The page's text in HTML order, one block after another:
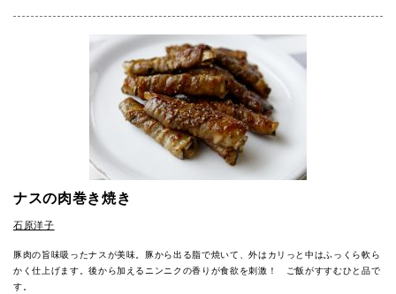
ナスの肉巻き焼き
石原洋子
豚肉の旨味吸ったナスが美味。豚から出る脂で焼いて、外はカリっと中はふっくら軟ら
かく仕上げます。後から加えるニンニクの香りが食欲を刺激！ ご飯がすすむひと品で
す。